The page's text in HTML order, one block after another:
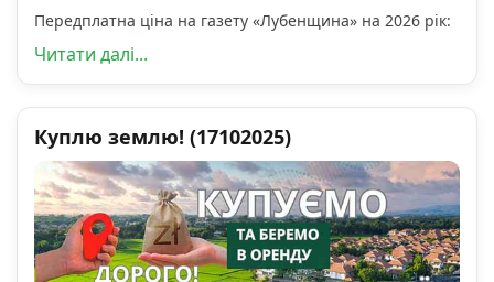
Передплатна ціна на газету «Лубенщина» на 2026 рік:
Читати далі...
Куплю землю! (17102025)